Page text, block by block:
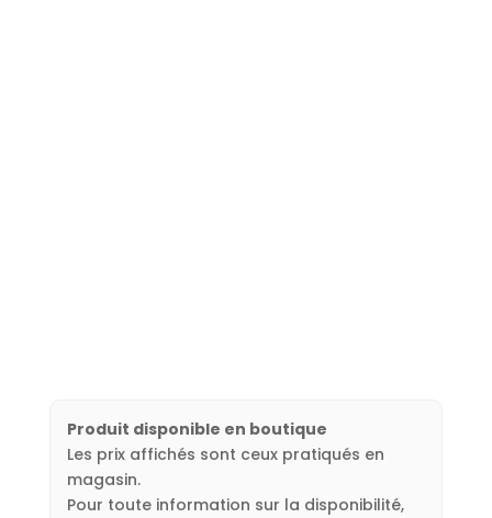
Produit disponible en boutique
Les prix affichés sont ceux pratiqués en
magasin.
Pour toute information sur la disponibilité,